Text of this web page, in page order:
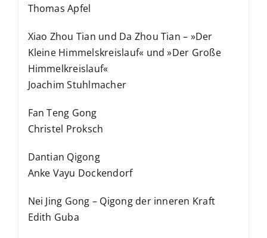
Thomas Apfel
Xiao Zhou Tian und Da Zhou Tian – »Der
Kleine Himmelskreislauf« und »Der Große
Himmelkreislauf«
Joachim Stuhlmacher
Fan Teng Gong
Christel Proksch
Dantian Qigong
Anke Vayu Dockendorf
Nei Jing Gong – Qigong der inneren Kraft
Edith Guba